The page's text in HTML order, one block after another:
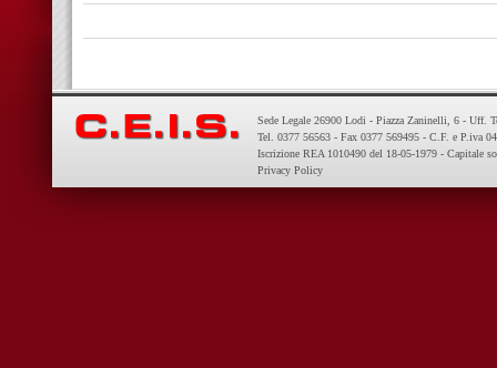
Sede Legale 26900 Lodi - Piazza Zaninelli, 6 - Uff.
Tel. 0377 56563 - Fax 0377 569495 - C.F. e P.iva
Iscrizione REA 1010490 del 18-05-1979 - Capitale
Privacy Policy